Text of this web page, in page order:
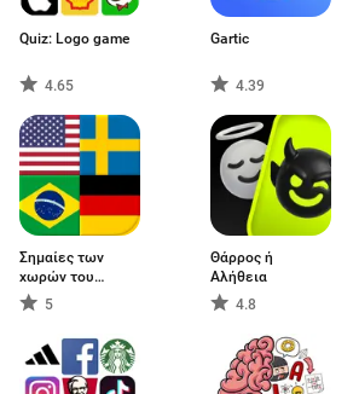
Quiz: Logo game
4.65
Gartic
4.39
Σημαίες των
χωρών του
κόσμου
5
Θάρρος ή
Αλήθεια
4.8